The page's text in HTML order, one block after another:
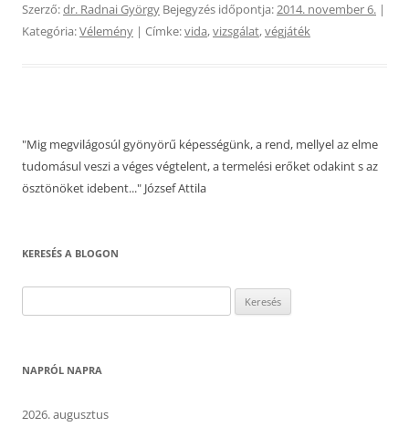
Szerző:dr. Radnai György Bejegyzés időpontja:2014. november 6. |
Kategória:Vélemény | Címke:vida,vizsgálat,végjáték
"Mig megvilágosúl gyönyörű képességünk, a rend, mellyel az elme
tudomásul veszi a véges végtelent, a termelési erőket odakint s az
ösztönöket idebent..." József Attila
KERESÉS A BLOGON
NAPRÓL NAPRA
2026. augusztus